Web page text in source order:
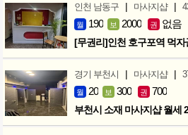
인천 남동구 | 마사지샵 |
월 190 보 2000 권 없음
[무권리]인천 호구포역 먹
경기 부천시 | 마사지샵 |
월 20 보 300 권 700
부천시 소재 마사지샵 월세